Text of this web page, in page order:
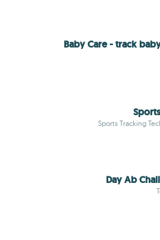
Baby Care - track
Sports Tracking